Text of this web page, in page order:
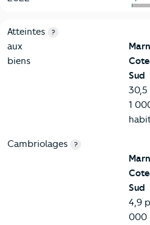
7-Sécurité
Critères
Atteintes
aux
biens
?
Sud
30,5
1
Cambriolages ?
Sud
4,9
000